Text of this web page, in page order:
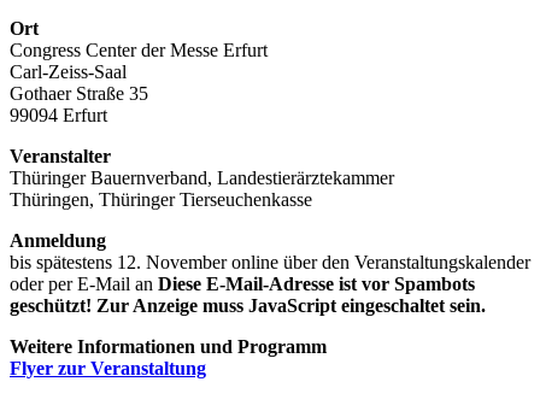
Ort
Congress Center der Messe Erfurt
Carl-Zeiss-Saal
Gothaer Straße 35
99094 Erfurt
Veranstalter
Thüringer Bauernverband, Landestierärztekammer
Thüringen, Thüringer Tierseuchenkasse
Anmeldung
bis spätestens 12. November online über den Veranstaltungskalender
oder per E-Mail an Diese E-Mail-Adresse ist vor Spambots
geschützt! Zur Anzeige muss JavaScript eingeschaltet sein.
Weitere Informationen und Programm
Flyer zur Veranstaltung